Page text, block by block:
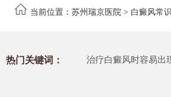
当前位置： 苏州瑞京医院 > 白癜风常识
热门关键词： 治疗白癜风时容易出